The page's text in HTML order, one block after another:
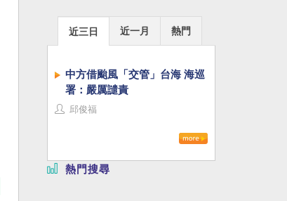
近三日 近一月 熱門
中方借颱風「交管」台海 海巡
署：嚴厲譴責
邱俊福
熱門搜尋